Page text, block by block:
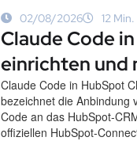
02/08/2026 12
Claude Code
einrichten und
Claude Code in HubSpot
bezeichnet die Anbindung
Code an das HubSpot-
offiziellen HubSpot-